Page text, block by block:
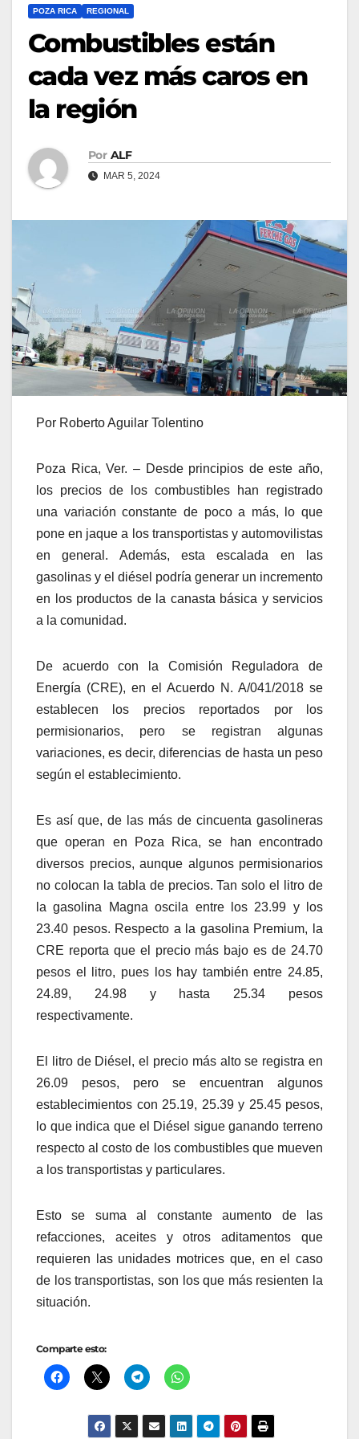
POZA RICA REGIONAL
Combustibles están
cada vez más caros en
la región
Por ALF
MAR 5, 2024
Por Roberto Aguilar Tolentino
Poza Rica, Ver. – Desde principios de este año,
los precios de los combustibles han registrado
una variación constante de poco a más, lo que
pone en jaque a los transportistas y automovilistas
en general. Además, esta escalada en las
gasolinas y el diésel podría generar un incremento
en los productos de la canasta básica y servicios
a la comunidad.
De acuerdo con la Comisión Reguladora de
Energía (CRE), en el Acuerdo N. A/041/2018 se
establecen los precios reportados por los
permisionarios, pero se registran algunas
variaciones, es decir, diferencias de hasta un peso
según el establecimiento.
Es así que, de las más de cincuenta gasolineras
que operan en Poza Rica, se han encontrado
diversos precios, aunque algunos permisionarios
no colocan la tabla de precios. Tan solo el litro de
la gasolina Magna oscila entre los 23.99 y los
23.40 pesos. Respecto a la gasolina Premium, la
CRE reporta que el precio más bajo es de 24.70
pesos el litro, pues los hay también entre 24.85,
24.89, 24.98 y hasta 25.34 pesos
respectivamente.
El litro de Diésel, el precio más alto se registra en
26.09 pesos, pero se encuentran algunos
establecimientos con 25.19, 25.39 y 25.45 pesos,
lo que indica que el Diésel sigue ganando terreno
respecto al costo de los combustibles que mueven
a los transportistas y particulares.
Esto se suma al constante aumento de las
refacciones, aceites y otros aditamentos que
requieren las unidades motrices que, en el caso
de los transportistas, son los que más resienten la
situación.
Comparte esto: